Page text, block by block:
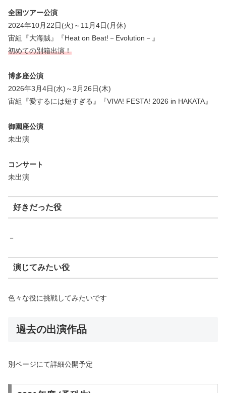
全国ツアー公演
2024年10月22日(火)～11月4日(月休)
宙組『大海賊』『Heat on Beat!－Evolution－』
初めての別箱出演！
博多座公演
2026年3月4日(水)～3月26日(木)
宙組『愛するには短すぎる』『VIVA! FESTA! 2026 in HAKATA』
御園座公演
未出演
コンサート
未出演
好きだった役
－
演じてみたい役
色々な役に挑戦してみたいです
過去の出演作品
別ページにて詳細公開予定